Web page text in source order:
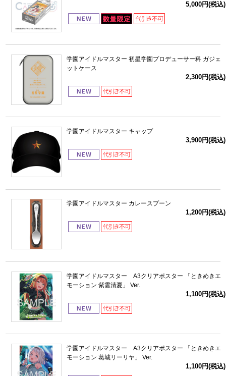
5,000円(税込)
学園アイドルマスター 初星学園プロデューサー科 ガジェ
ットケース
2,300円(税込)
学園アイドルマスター キャップ
3,900円(税込)
学園アイドルマスター カレースプーン
1,200円(税込)
学園アイドルマスター A3クリアポスター 「ときめきエ
モーション 紫雲清夏」 Ver.
1,100円(税込)
学園アイドルマスター A3クリアポスター 「ときめきエ
モーション 葛城リーリヤ」 Ver.
1,100円(税込)